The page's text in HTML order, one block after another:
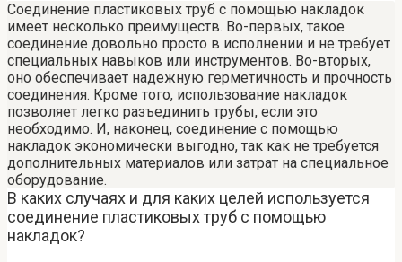
Соединение пластиковых труб с помощью накладок
имеет несколько преимуществ. Во-первых, такое
соединение довольно просто в исполнении и не требует
специальных навыков или инструментов. Во-вторых,
оно обеспечивает надежную герметичность и прочность
соединения. Кроме того, использование накладок
позволяет легко разъединить трубы, если это
необходимо. И, наконец, соединение с помощью
накладок экономически выгодно, так как не требуется
дополнительных материалов или затрат на специальное
оборудование.
В каких случаях и для каких целей используется
соединение пластиковых труб с помощью
накладок?